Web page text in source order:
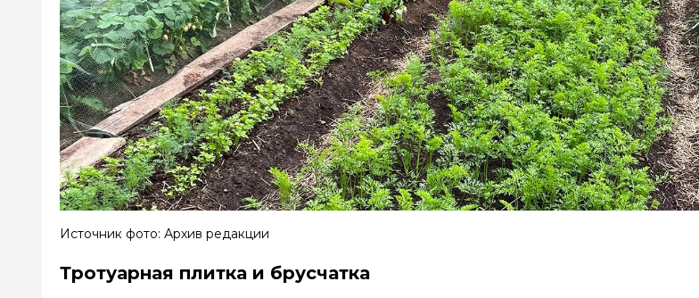
Источник фото: Архив редакции
Тротуарная плитка и брусчатка